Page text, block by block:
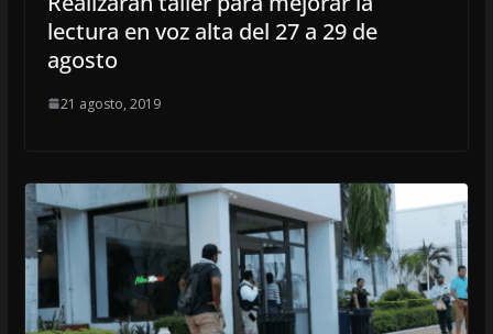
lectura en voz alta del 27 a 29 de
agosto
21 agosto, 2019